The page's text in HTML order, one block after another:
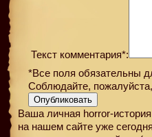
Текст комментария*:
*Все поля обязательны
Соблюдайте, пожалуйста,
Опубликовать
Ваша личная horror-
на нашем сайте уже